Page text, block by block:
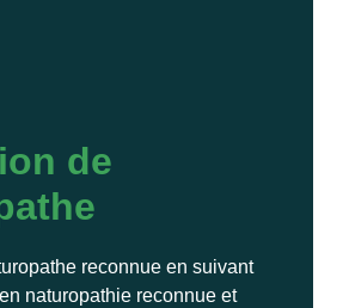
de
reconnue en suivant
naturopathie reconnue et